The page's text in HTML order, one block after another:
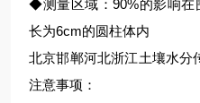
◆测量区域：90%的影响在
长为6cm的圆柱体内
北京邯郸河北浙江土壤水分
注意事项：